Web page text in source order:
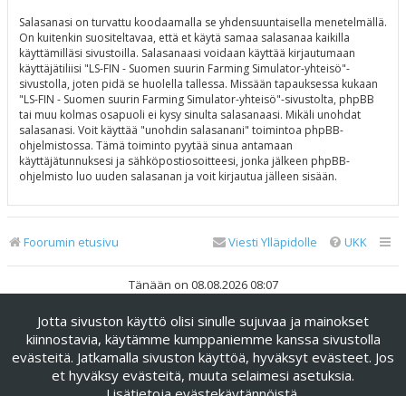
Salasanasi on turvattu koodaamalla se yhdensuuntaisella menetelmällä.
On kuitenkin suositeltavaa, että et käytä samaa salasanaa kaikilla
käyttämilläsi sivustoilla. Salasanaasi voidaan käyttää kirjautumaan
käyttäjätiliisi "LS-FIN - Suomen suurin Farming Simulator-yhteisö"-
sivustolla, joten pidä se huolella tallessa. Missään tapauksessa kukaan
"LS-FIN - Suomen suurin Farming Simulator-yhteisö"-sivustolta, phpBB
tai muu kolmas osapuoli ei kysy sinulta salasanaasi. Mikäli unohdat
salasanasi. Voit käyttää "unohdin salasanani" toimintoa phpBB-
ohjelmistossa. Tämä toiminto pyytää sinua antamaan
käyttäjätunnuksesi ja sähköpostiosoitteesi, jonka jälkeen phpBB-
ohjelmisto luo uuden salasanan ja voit kirjautua jälleen sisään.
Foorumin etusivu UKK
Viesti Ylläpidolle
Tänään on 08.08.2026 08:07
Keskustelufoorumin ohjelmistophpBB® Forum Software ©
phpBB Limited
Käännös: phpBB Suomi (lurttinen, harritapio, Pettis)
phpBB Metro Theme byPixelGoose Studio
Jotta sivuston käyttö olisi sinulle sujuvaa ja mainokset
kiinnostavia, käytämme kumppaniemme kanssa sivustolla
evästeitä. Jatkamalla sivuston käyttöä, hyväksyt evästeet. Jos
et hyväksy evästeitä, muuta selaimesi asetuksia.